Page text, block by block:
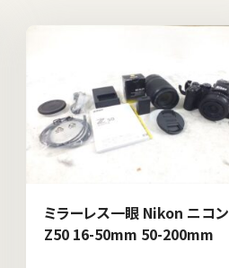
ミラーレス一眼 Nikon ニコン
Z50 16-50mm 50-200mm